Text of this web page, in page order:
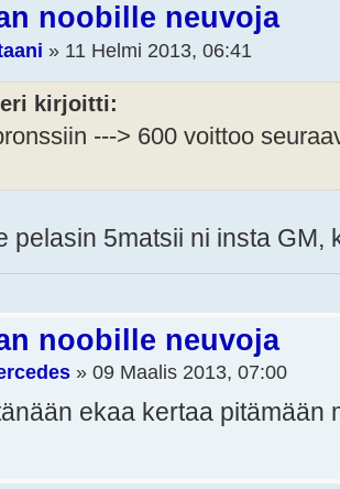
noobille neuvoja
» 11 Helmi 2013, 06:41
kirjoitti:
---> 600 voittoo
pelasin 5matsii ni insta GM,
noobille neuvoja
» 09 Maalis 2013, 07:00
ekaa kertaa pitämään